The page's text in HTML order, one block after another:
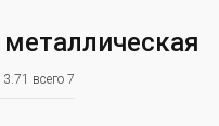
3.71 всего 7